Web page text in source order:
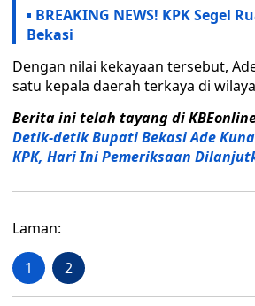
BREAKING NEWS! KPK Segel
Bekasi
Dengan nilai kekayaan tersebut,
satu kepala daerah terkaya di
Berita ini telah tayang di
Detik-detik Bupati Bekasi Ade
KPK, Hari Ini Pemeriksaan
Laman:
1 2